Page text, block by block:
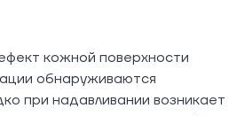
кожной поверхности
обнаруживаются
при надавливании возникает